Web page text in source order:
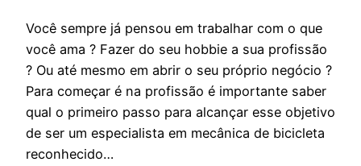
Você sempre já pensou em trabalhar com o que
você ama ? Fazer do seu hobbie a sua profissão
? Ou até mesmo em abrir o seu próprio negócio ?
Para começar é na profissão é importante saber
qual o primeiro passo para alcançar esse objetivo
de ser um especialista em mecânica de bicicleta
reconhecido…